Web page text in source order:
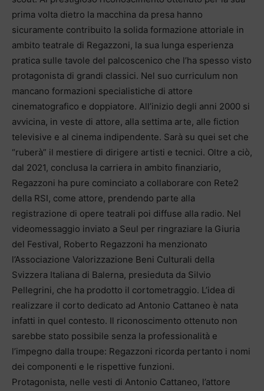
prima volta dietro la macchina da presa hanno
sicuramente contribuito la solida formazione attoriale in
ambito teatrale di Regazzoni, la sua lunga esperienza
pratica sulle tavole del palcoscenico che l’ha spesso visto
protagonista di grandi classici. Nel suo curriculum non
mancano formazioni specialistiche di attore
cinematografico e doppiatore. All’inizio degli anni 2000 si
avvicina, in veste di attore, alla settima arte, alle fiction
televisive e al cinema indipendente. Sarà su quei set che
“ruberà” il mestiere di dirigere artisti e tecnici. Oltre a ciò,
dal 2021, conclusa la carriera in ambito finanziario,
Regazzoni ha pure cominciato a collaborare con Rete2
della RSI, come attore, prendendo parte alla
registrazione di opere teatrali poi diffuse alla radio. Nel
videomessaggio inviato a Seul per ringraziare la Giuria
del Festival, Roberto Regazzoni ha menzionato
l’Associazione Valorizzazione Beni Culturali della
Svizzera Italiana di Balerna, presieduta da Silvio
Pellegrini, che ha prodotto il cortometraggio. L’idea di
realizzare il corto dedicato ad Antonio Cattaneo è nata
infatti in quel contesto. Il riconoscimento ottenuto non
sarebbe stato possibile senza la professionalità e
l’impegno dalla troupe: Regazzoni ricorda pertanto i nomi
dei componenti e le rispettive funzioni.
Protagonista, nelle vesti di Antonio Cattaneo, l’attore